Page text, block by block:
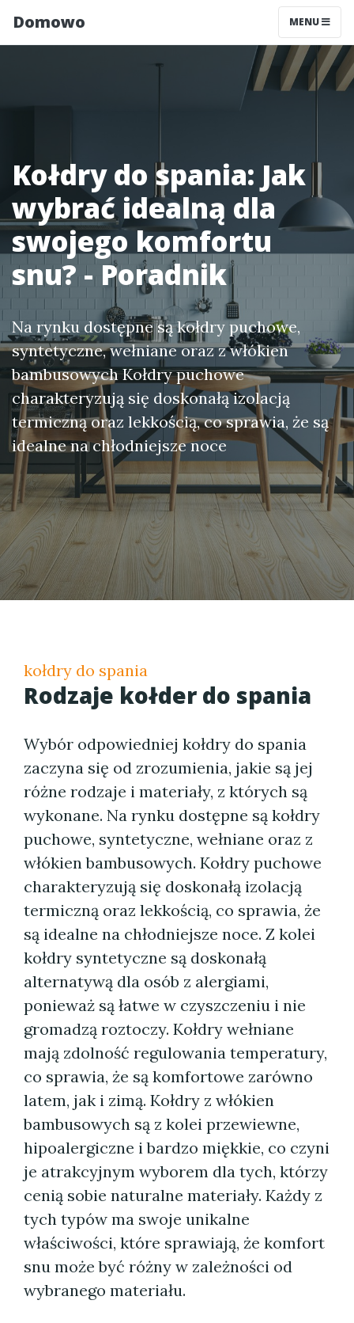
Domowo MENU
Kołdry do spania: Jak
wybrać idealną dla
swojego komfortu
snu? - Poradnik
Na rynku dostępne są kołdry puchowe,
syntetyczne, wełniane oraz z włókien
bambusowych Kołdry puchowe
charakteryzują się doskonałą izolacją
termiczną oraz lekkością, co sprawia, że są
idealne na chłodniejsze noce
kołdry do spania
Rodzaje kołder do spania
Wybór odpowiedniej kołdry do spania
zaczyna się od zrozumienia, jakie są jej
różne rodzaje i materiały, z których są
wykonane. Na rynku dostępne są kołdry
puchowe, syntetyczne, wełniane oraz z
włókien bambusowych. Kołdry puchowe
charakteryzują się doskonałą izolacją
termiczną oraz lekkością, co sprawia, że
są idealne na chłodniejsze noce. Z kolei
kołdry syntetyczne są doskonałą
alternatywą dla osób z alergiami,
ponieważ są łatwe w czyszczeniu i nie
gromadzą roztoczy. Kołdry wełniane
mają zdolność regulowania temperatury,
co sprawia, że są komfortowe zarówno
latem, jak i zimą. Kołdry z włókien
bambusowych są z kolei przewiewne,
hipoalergiczne i bardzo miękkie, co czyni
je atrakcyjnym wyborem dla tych, którzy
cenią sobie naturalne materiały. Każdy z
tych typów ma swoje unikalne
właściwości, które sprawiają, że komfort
snu może być różny w zależności od
wybranego materiału.